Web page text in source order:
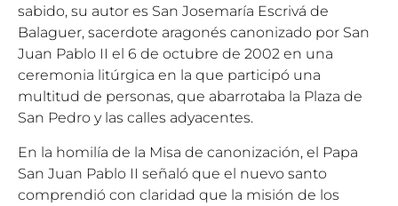
sabido, su autor es San Josemaría Escrivá de
Balaguer, sacerdote aragonés canonizado por San
Juan Pablo II el 6 de octubre de 2002 en una
ceremonia litúrgica en la que participó una
multitud de personas, que abarrotaba la Plaza de
San Pedro y las calles adyacentes.
En la homilía de la Misa de canonización, el Papa
San Juan Pablo II señaló que el nuevo santo
comprendió con claridad que la misión de los